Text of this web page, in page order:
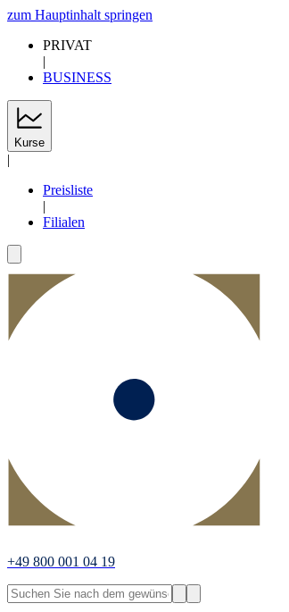
zum Hauptinhalt springen
PRIVAT
|
BUSINESS
Kurse
|
Preisliste
|
Filialen
+49 800 001 04 19